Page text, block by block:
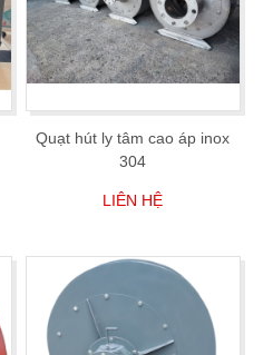
Quạt hút ly tâm cao áp inox
304
LIÊN HỆ